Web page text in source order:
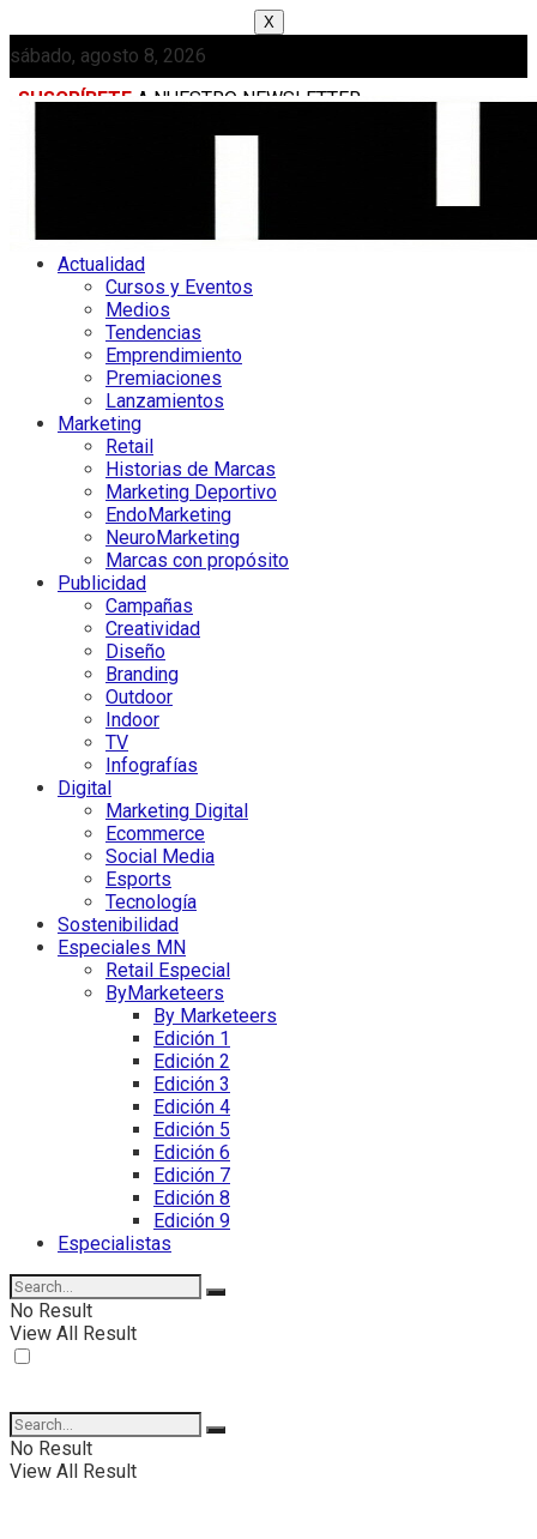
X
sábado, agosto 8, 2026
SUSCRÍBETE A NUESTRO NEWSLETTER
Actualidad
Cursos y Eventos
Medios
Tendencias
Emprendimiento
Premiaciones
Lanzamientos
Marketing
Retail
Historias de Marcas
Marketing Deportivo
EndoMarketing
NeuroMarketing
Marcas con propósito
Publicidad
Campañas
Creatividad
Diseño
Branding
Outdoor
Indoor
TV
Infografías
Digital
Marketing Digital
Ecommerce
Social Media
Esports
Tecnología
Sostenibilidad
Especiales MN
Retail Especial
ByMarketeers
By Marketeers
Edición 1
Edición 2
Edición 3
Edición 4
Edición 5
Edición 6
Edición 7
Edición 8
Edición 9
Especialistas
No Result
View All Result
No Result
View All Result